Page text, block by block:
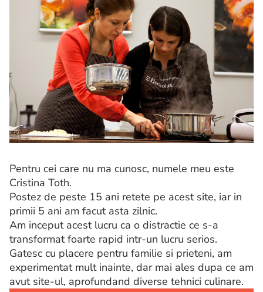
Pentru cei care nu ma cunosc, numele meu este
Cristina Toth.
Postez de peste 15 ani retete pe acest site, iar in
primii 5 ani am facut asta zilnic.
Am inceput acest lucru ca o distractie ce s-a
transformat foarte rapid intr-un lucru serios.
Gatesc cu placere pentru familie si prieteni, am
experimentat mult inainte, dar mai ales dupa ce am
avut site-ul, aprofundand diverse tehnici culinare.